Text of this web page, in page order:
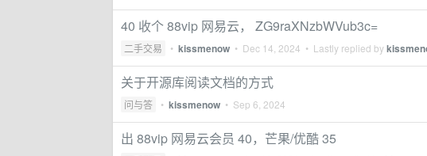
40 收个 88vip 网易云， ZG9raXNzbWVub3c=
二手交易 • kissmenow • Dec 14, 2024 • Lastly replied by
关于开源库阅读文档的方式
问与答 • kissmenow • Sep 6, 2024
出 88vip 网易云会员 40，芒果/优酷 35